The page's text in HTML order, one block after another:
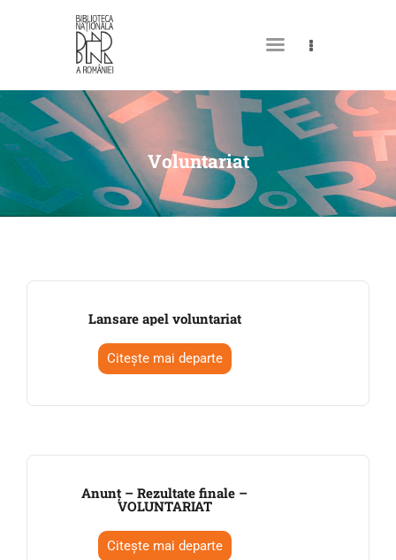
Voluntariat
DESPRE NOI
PERMISUL MEU DE
BIBLIOTECĂ
CATALOAGE ȘI COLECȚII
EVENIMENTE
NOUTĂȚI
Lansare apel voluntariat
Citește mai departe
Anunț – Rezultate finale –
VOLUNTARIAT
Citește mai departe